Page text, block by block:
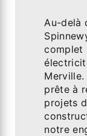
Au-delà
complet
prête à
projets
notre